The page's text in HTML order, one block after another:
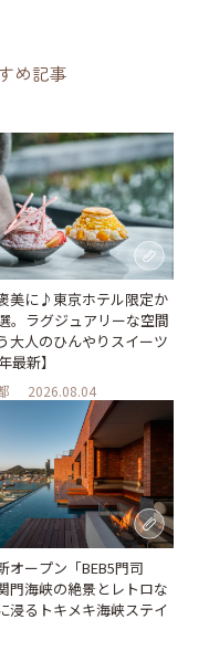
め記事
美に♪東京ホテル限定か
。ラグジュアリーな空間
大人のひんやりスイーツ
最新】
2026.08.04
オープン「BEB5門司
門海峡の絶景とレトロな
浸るトキメキ海峡ステイ